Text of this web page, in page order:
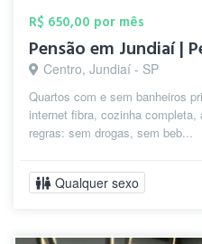
R$ 650,00 por mês
Pensão em Jundiaí |
Centro, Jundiaí - SP
Quartos com e sem banheiros
internet fibra, cozinha
regras: sem drogas, sem beb...
Qualquer sexo